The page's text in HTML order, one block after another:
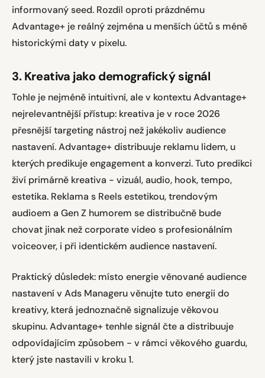
informovaný seed. Rozdíl oproti prázdnému
Advantage+ je reálný zejména u menších účtů s méně
historickými daty v pixelu.
3. Kreativa jako demografický signál
Tohle je nejméně intuitivní, ale v kontextu Advantage+
nejrelevantnější přístup: kreativa je v roce 2026
přesnější targeting nástroj než jakékoliv audience
nastavení. Advantage+ distribuuje reklamu lidem, u
kterých predikuje engagement a konverzi. Tuto predikci
živí primárně kreativa - vizuál, audio, hook, tempo,
estetika. Reklama s Reels estetikou, trendovým
audioem a Gen Z humorem se distribučně bude
chovat jinak než corporate video s profesionálním
voiceover, i při identickém audience nastavení.
Praktický důsledek: místo energie věnované audience
nastavení v Ads Manageru věnujte tuto energii do
kreativy, která jednoznačně signalizuje věkovou
skupinu. Advantage+ tenhle signál čte a distribuuje
odpovídajícím způsobem - v rámci věkového guardu,
který jste nastavili v kroku 1.